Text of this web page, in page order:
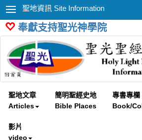
聖地資訊 Site Information
奉獻支持聖光神學院
聖地文章
Articles
簡明聖經史地
Bible Places
專書專欄
Book/
影片
video